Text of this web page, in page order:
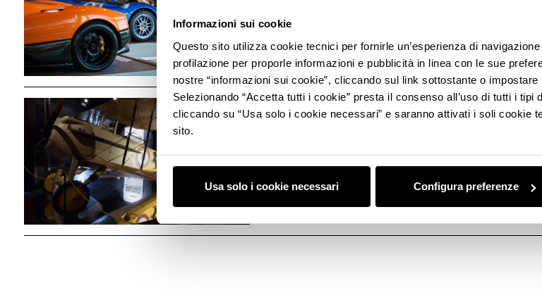
Informazioni sui cookie
Questo sito utilizza cookie tecnici per fornirle un’esperienza di
profilazione per proporle informazioni e pubblicità in linea con le sue
nostre “informazioni sui cookie”, cliccando sul link sottostante o
Selezionando “Accetta tutti i cookie” presta il consenso all’uso di tutti i
cliccando su “Usa solo i cookie necessari” e saranno attivati i soli cookie
sito.
Usa solo i cookie necessari Configura preferenze
San Cesario sul Panaro, Modena
Visita guidata al Museo Francesco
Bologna